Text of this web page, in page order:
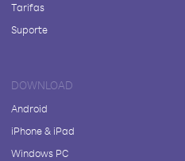
Tarifas
Suporte
DOWNLOAD
Android
iPhone & iPad
Windows PC